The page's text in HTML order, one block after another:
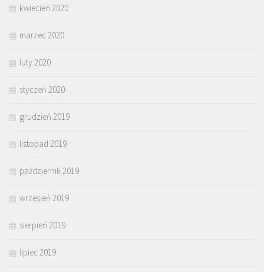
kwiecień 2020
marzec 2020
luty 2020
styczeń 2020
grudzień 2019
listopad 2019
październik 2019
wrzesień 2019
sierpień 2019
lipiec 2019